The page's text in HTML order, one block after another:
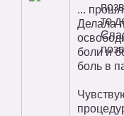
то
...
Делала
боли и
боль в